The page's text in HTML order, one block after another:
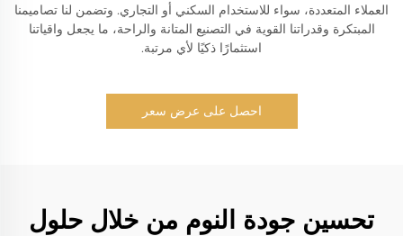
العملاء المتعددة، سواء للاستخدام السكني أو التجاري. وتضمن لنا تصاميمنا
المبتكرة وقدراتنا القوية في التصنيع المتانة والراحة، ما يجعل واقياتنا
استثمارًا ذكيًا لأي مرتبة.
احصل على عرض سعر
تحسين جودة النوم من خلال حلول